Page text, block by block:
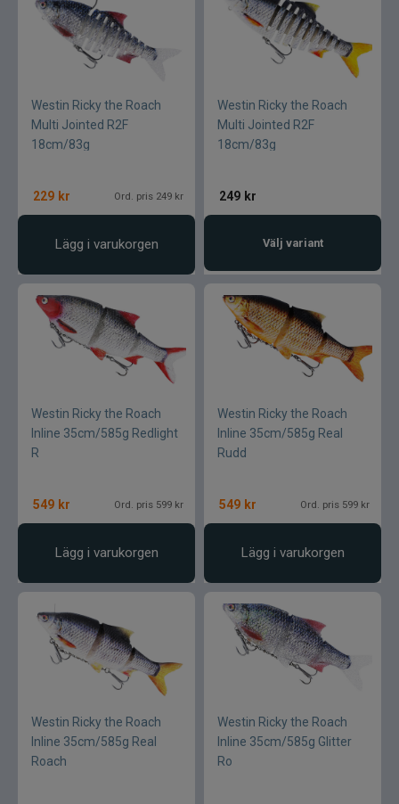
Westin Ricky the Roach
Multi Jointed R2F
18cm/83g
229 kr Ord. pris 249 kr
Lägg i varukorgen
Westin Ricky the Roach
Multi Jointed R2F
18cm/83g
249 kr
Välj variant
Westin Ricky the Roach
Inline 35cm/585g Redlight
R
549 kr Ord. pris 599 kr
Lägg i varukorgen
Westin Ricky the Roach
Inline 35cm/585g Real
Rudd
549 kr Ord. pris 599 kr
Lägg i varukorgen
Westin Ricky the Roach
Inline 35cm/585g Real
Roach
Westin Ricky the Roach
Inline 35cm/585g Glitter
Ro